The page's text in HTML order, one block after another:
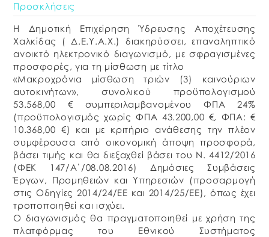
Προσκλήσεις
Η Δημοτική Επιχείρηση Ύδρευσης Αποχέτευσης
Χαλκίδας ( Δ.Ε.Υ.Α.Χ.) διακηρύσσει, επαναληπτικό
ανοικτό ηλεκτρονικό διαγωνισμό, με σφραγισμένες
προσφορές, για τη μίσθωση με τίτλο
«Μακροχρόνια μίσθωση τριών (3) καινούριων
αυτοκινήτων», συνολικού προϋπολογισμού
53.568,00 € συμπεριλαμβανομένου ΦΠΑ 24%
(προϋπολογισμός χωρίς ΦΠΑ 43.200,00 €, ΦΠΑ: €
10.368,00 €) και με κριτήριο ανάθεσης την πλέον
συμφέρουσα από οικονομική άποψη προσφορά,
βάσει τιμής και θα διεξαχθεί βάσει του Ν. 4412/2016
(ΦΕΚ 147/Α΄/08.08.2016) Δημόσιες Συμβάσεις
Έργων, Προμηθειών και Υπηρεσιών (προσαρμογή
στις Οδηγίες 2014/24/ΕΕ και 2014/25/ΕΕ), όπως έχει
τροποποιηθεί και ισχύει.
Ο διαγωνισμός θα πραγματοποιηθεί με χρήση της
πλατφόρμας του Εθνικού Συστήματος